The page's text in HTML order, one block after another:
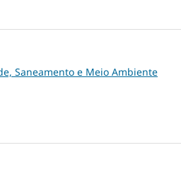
Saneamento e Meio Ambiente